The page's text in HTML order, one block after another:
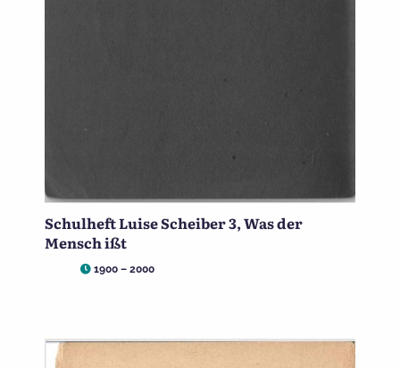
Schulheft Luise Scheiber 3, Was der
Mensch ißt
1900 – 2000